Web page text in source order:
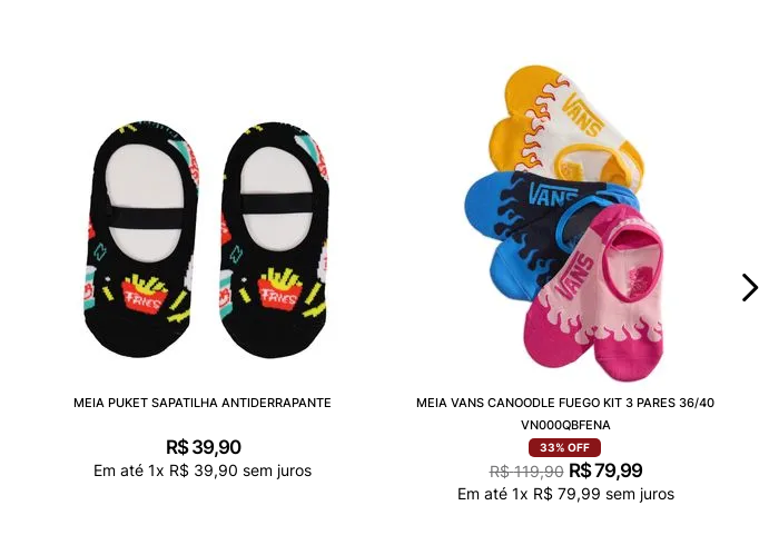
MEIA PUKET SAPATILHA ANTIDERRAPANTE
R$ 39,90
Em até 1x R$ 39,90 sem juros
MEIA VANS CANOODLE FUEGO KIT 3 PARES 36/40
VN000QBFENA
33% OFF
R$ 119,90 R$79,99
Em até 1x R$ 79,99 sem juros